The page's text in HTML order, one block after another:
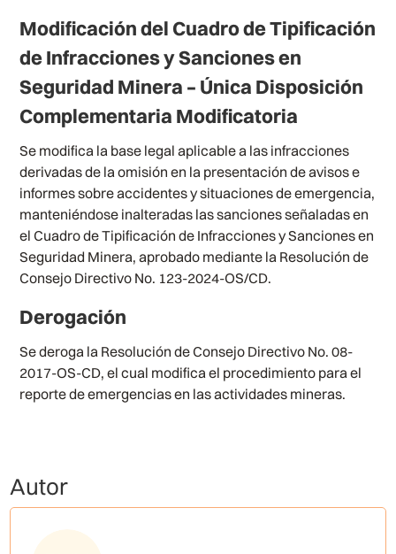
Modificación del Cuadro de Tipificación
de Infracciones y Sanciones en
Seguridad Minera – Única Disposición
Complementaria Modificatoria
Se modifica la base legal aplicable a las infracciones
derivadas de la omisión en la presentación de avisos e
informes sobre accidentes y situaciones de emergencia,
manteniéndose inalteradas las sanciones señaladas en
el Cuadro de Tipificación de Infracciones y Sanciones en
Seguridad Minera, aprobado mediante la Resolución de
Consejo Directivo No. 123-2024-OS/CD.
Derogación
Se deroga la Resolución de Consejo Directivo No. 08-
2017-OS-CD, el cual modifica el procedimiento para el
reporte de emergencias en las actividades mineras.
Autor